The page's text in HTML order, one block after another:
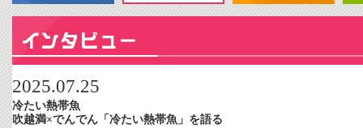
2025.07.25
冷たい熱帯魚
吹越満×でんでん「冷たい熱帯魚」を語る